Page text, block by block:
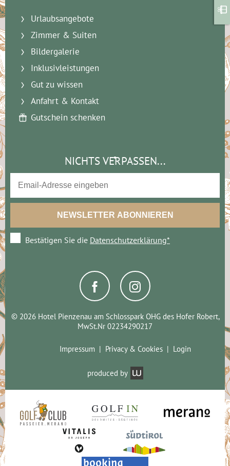
Urlaubsangebote
Zimmer & Suiten
Bildergalerie
Inklusivleistungen
Gut zu wissen
Anfahrt & Kontakt
Gutschein schenken
NICHTS VERPASSEN...
Bestätigen Sie die Datenschutzerklärung*
© 2026 Hotel Pienzenau am Schlosspark OHG des Hofer Robert,
MwSt.Nr 02234290217
Impressum Privacy & Cookies Login
produced by